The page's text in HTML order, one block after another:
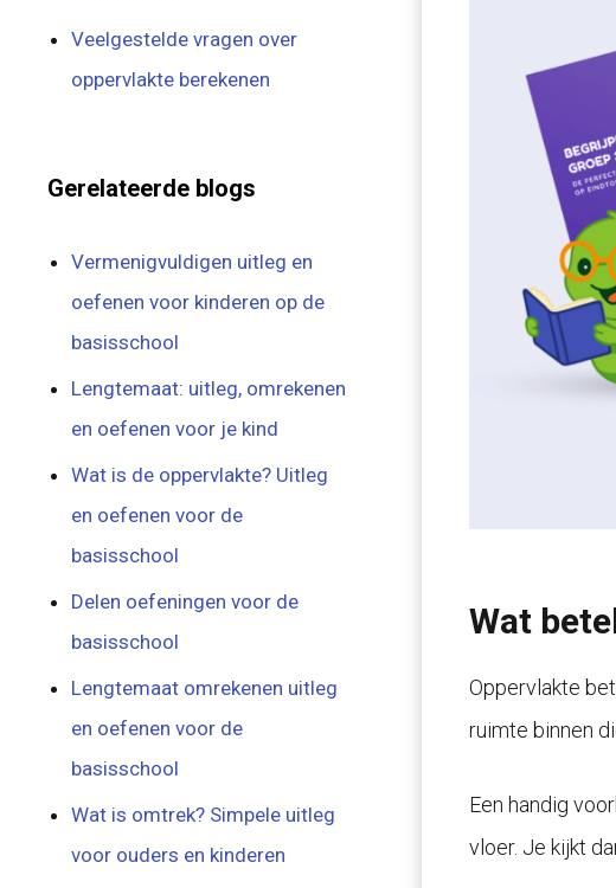
Wat
Oppervlakte
ruimte binnen
Een handig
vloer. Je kijkt
Veelgestelde vragen over
oppervlakte berekenen
Gerelateerde blogs
Vermenigvuldigen uitleg en
oefenen voor kinderen op de
basisschool
Lengtemaat: uitleg, omrekenen
en oefenen voor je kind
Wat is de oppervlakte? Uitleg
en oefenen voor de
basisschool
Delen oefeningen voor de
basisschool
Lengtemaat omrekenen uitleg
en oefenen voor de
basisschool
Wat is omtrek? Simpele uitleg
voor ouders en kinderen